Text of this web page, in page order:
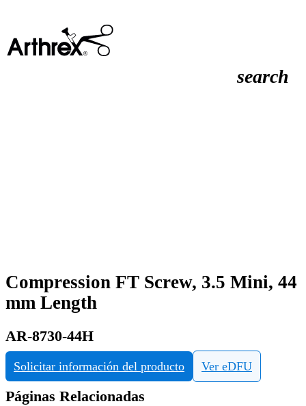
search
Compression FT Screw, 3.5 Mini, 44
mm Length
AR-8730-44H
Solicitar información del producto Ver eDFU
Páginas Relacionadas